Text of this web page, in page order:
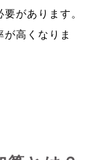
があります。
高くなりま